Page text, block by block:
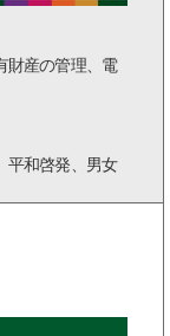
財産の管理、電
平和啓発、男女